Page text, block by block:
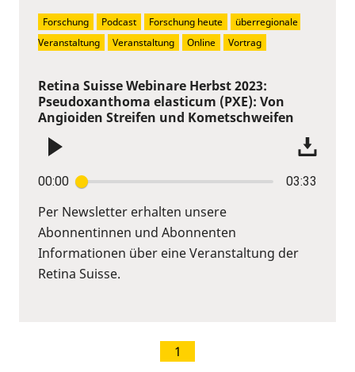
Retina Suisse Webinare Herbst 2023:
Pseudoxanthoma elasticum (PXE): Von
Angioiden Streifen und Kometschweifen
00:00 03:33
Per Newsletter erhalten unsere
Abonnentinnen und Abonnenten
Informationen über eine Veranstaltung der
Retina Suisse.
Forschung Podcast Forschung heute
überregionale
Veranstaltung
Veranstaltung Online Vortrag
1